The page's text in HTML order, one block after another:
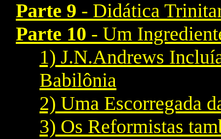
Parte 9 - Didática
Parte 10 - Um
1) J.N.Andrews
Babilônia
2) Uma Escorregada
3) Os Reformistas